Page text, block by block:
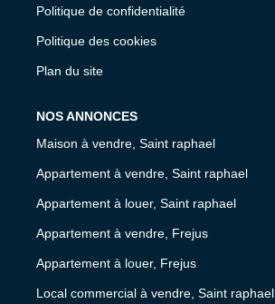
Politique de confidentialité
Politique des cookies
Plan du site
NOS ANNONCES
Maison à vendre, Saint raphael
Appartement à vendre, Saint raphael
Appartement à louer, Saint raphael
Appartement à vendre, Frejus
Appartement à louer, Frejus
Local commercial à vendre, Saint raphael